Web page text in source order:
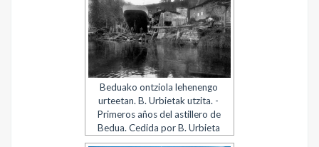
Beduako ontziola lehenengo
urteetan. B. Urbietak utzita. -
Primeros años del astillero de
Bedua. Cedida por B. Urbieta